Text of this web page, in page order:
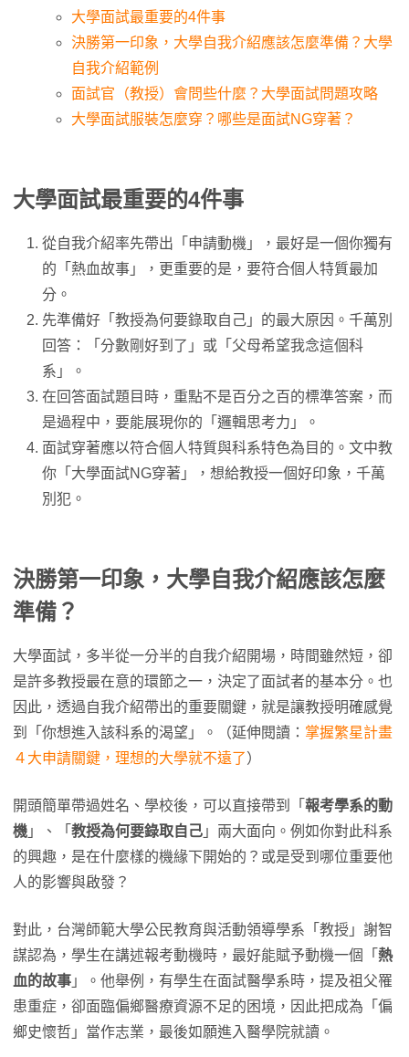
大學面試最重要的4件事
決勝第一印象，大學自我介紹應該怎麼準備？大學
自我介紹範例
面試官（教授）會問些什麼？大學面試問題攻略
大學面試服裝怎麼穿？哪些是面試NG穿著？
大學面試最重要的4件事
從自我介紹率先帶出「申請動機」，最好是一個你獨有
的「熱血故事」，更重要的是，要符合個人特質最加
分。
先準備好「教授為何要錄取自己」的最大原因。千萬別
回答：「分數剛好到了」或「父母希望我念這個科
系」。
在回答面試題目時，重點不是百分之百的標準答案，而
是過程中，要能展現你的「邏輯思考力」。
面試穿著應以符合個人特質與科系特色為目的。文中教
你「大學面試NG穿著」，想給教授一個好印象，千萬
別犯。
決勝第一印象，大學自我介紹應該怎麼
準備？
大學面試，多半從一分半的自我介紹開場，時間雖然短，卻
是許多教授最在意的環節之一，決定了面試者的基本分。也
因此，透過自我介紹帶出的重要關鍵，就是讓教授明確感覺
到「你想進入該科系的渴望」。（延伸閱讀： 掌握繁星計畫
４大申請關鍵，理想的大學就不遠了）
開頭簡單帶過姓名、學校後，可以直接帶到「 報考學系的動
機 」、「 教授為何要錄取自己 」兩大面向。例如你對此科系
的興趣，是在什麼樣的機緣下開始的？或是受到哪位重要他
人的影響與啟發？
對此，台灣師範大學公民教育與活動領導學系「教授」謝智
謀認為，學生在講述報考動機時，最好能賦予動機一個「 熱
血的故事 」。他舉例，有學生在面試醫學系時，提及祖父罹
患重症，卻面臨偏鄉醫療資源不足的困境，因此把成為「偏
鄉史懷哲」當作志業，最後如願進入醫學院就讀。